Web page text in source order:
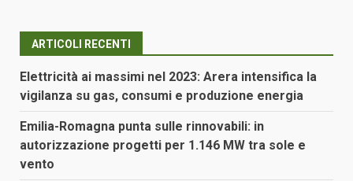
ARTICOLI RECENTI
Elettricità ai massimi nel 2023: Arera intensifica la
vigilanza su gas, consumi e produzione energia
Emilia-Romagna punta sulle rinnovabili: in
autorizzazione progetti per 1.146 MW tra sole e
vento